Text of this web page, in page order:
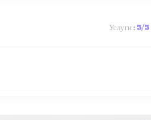
Услуги :5/5